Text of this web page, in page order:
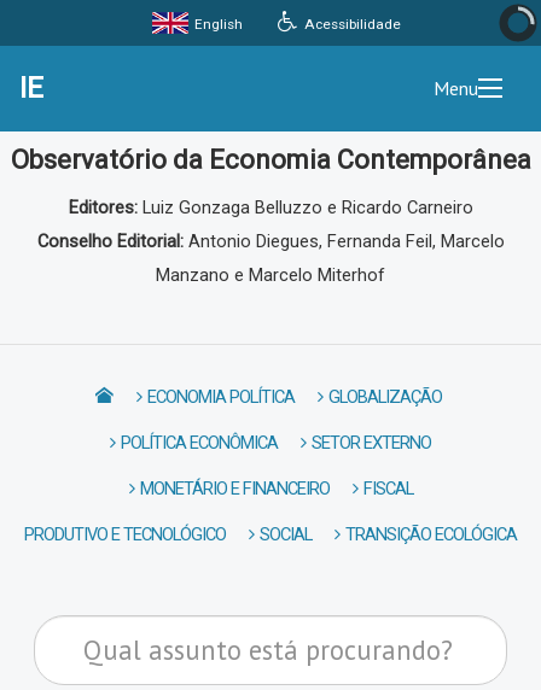
Acessibilidade
English
IE Menu
Observatório da Economia Contemporânea
Editores: Luiz Gonzaga Belluzzo e Ricardo Carneiro
Conselho Editorial: Antonio Diegues, Fernanda Feil, Marcelo
Manzano e Marcelo Miterhof
ECONOMIA POLÍTICA GLOBALIZAÇÃO
POLÍTICA ECONÔMICA SETOR EXTERNO
MONETÁRIO E FINANCEIRO FISCAL
PRODUTIVO E TECNOLÓGICO SOCIAL TRANSIÇÃO ECOLÓGICA
Pesquisar...